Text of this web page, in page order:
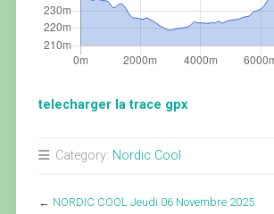
telecharger la trace gpx
Category: Nordic Cool
← NORDIC COOL Jeudi 06 Novembre 2025